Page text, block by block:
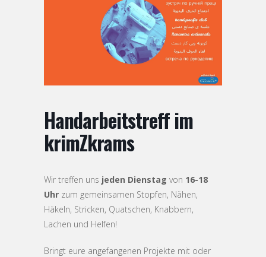
Handarbeitstreff im
krimZkrams
Wir treffen uns jeden Dienstag von 16-18
Uhr zum gemeinsamen Stopfen, Nähen,
Häkeln, Stricken, Quatschen, Knabbern,
Lachen und Helfen!
Bringt eure angefangenen Projekte mit oder